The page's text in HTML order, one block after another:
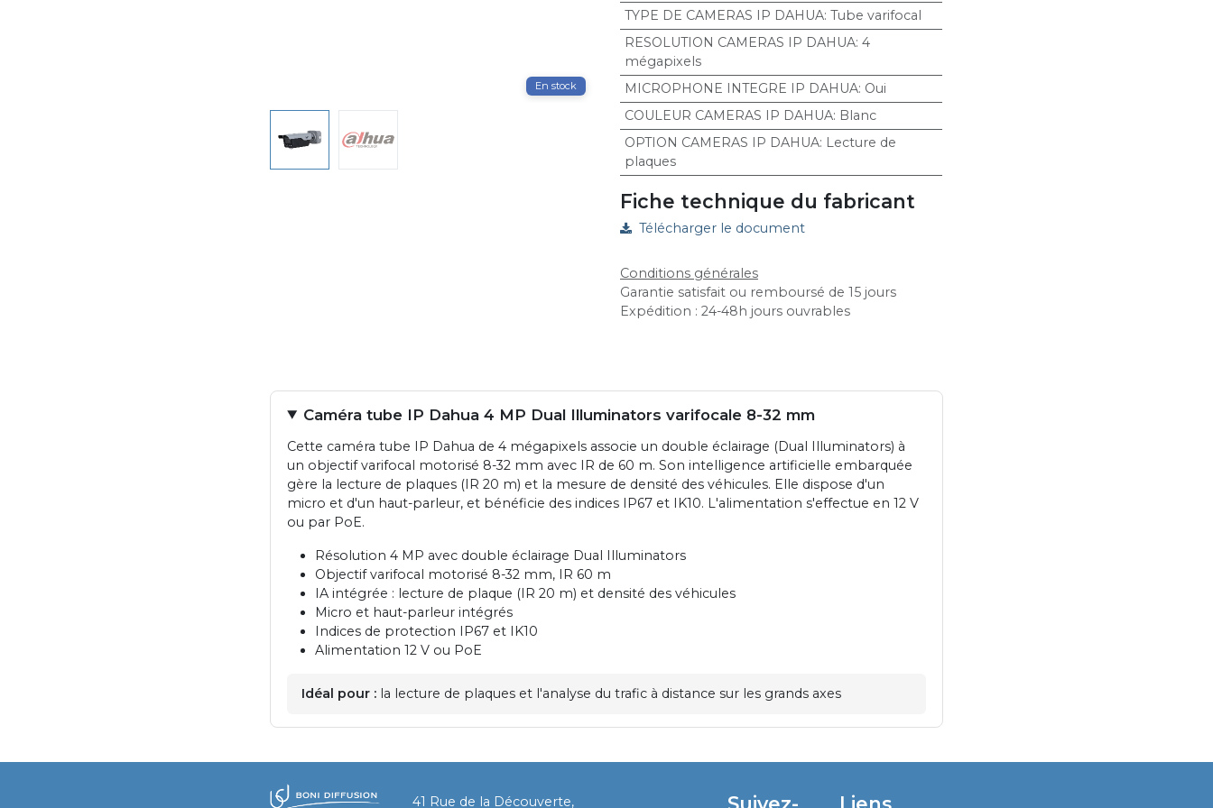
En stock
TYPE DE CAMERAS IP DAHUA: Tube varifocal
RESOLUTION CAMERAS IP DAHUA: 4
mégapixels
MICROPHONE INTEGRE IP DAHUA: Oui
COULEUR CAMERAS IP DAHUA: Blanc
OPTION CAMERAS IP DAHUA: Lecture de
plaques
Fiche technique du fabricant
Télécharger le document
Conditions générales
Garantie satisfait ou remboursé de 15 jours
Expédition : 24-48h jours ouvrables
Caméra tube IP Dahua 4 MP Dual Illuminators varifocale 8-32 mm
Cette caméra tube IP Dahua de 4 mégapixels associe un double éclairage (Dual Illuminators) à
un objectif varifocal motorisé 8-32 mm avec IR de 60 m. Son intelligence artificielle embarquée
gère la lecture de plaques (IR 20 m) et la mesure de densité des véhicules. Elle dispose d'un
micro et d'un haut-parleur, et bénéficie des indices IP67 et IK10. L'alimentation s'effectue en 12 V
ou par PoE.
Résolution 4 MP avec double éclairage Dual Illuminators
Objectif varifocal motorisé 8-32 mm, IR 60 m
IA intégrée : lecture de plaque (IR 20 m) et densité des véhicules
Micro et haut-parleur intégrés
Indices de protection IP67 et IK10
Alimentation 12 V ou PoE
Idéal pour : la lecture de plaques et l'analyse du trafic à distance sur les grands axes
​41 Rue de la Découverte,